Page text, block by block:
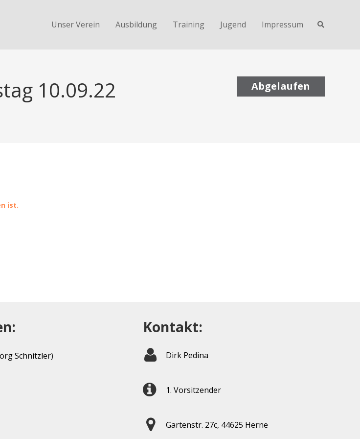
Unser Verein Ausbildung Training Jugend Impressum
Abgelaufen
10.09.22
ist.
Schnitzler)
Kontakt:
Dirk Pedina
1. Vorsitzender
Gartenstr. 27c, 44625 Herne